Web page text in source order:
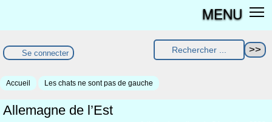
MENU
Se connecter
Accueil Les chats ne sont pas de gauche
Allemagne de l’Est